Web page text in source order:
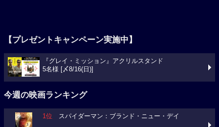
【プレゼントキャンペーン実施中】
『グレイ・ミッション』アクリルスタンド
5名様 [〆8/16(日)]
今週の映画ランキング
1位 スパイダーマン：ブランド・ニュー・デイ